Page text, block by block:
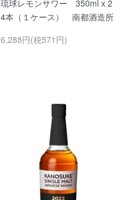
琉球レモンサワー 350ml x 2
4本（１ケース） 南都酒造所
6,288円(税571円)